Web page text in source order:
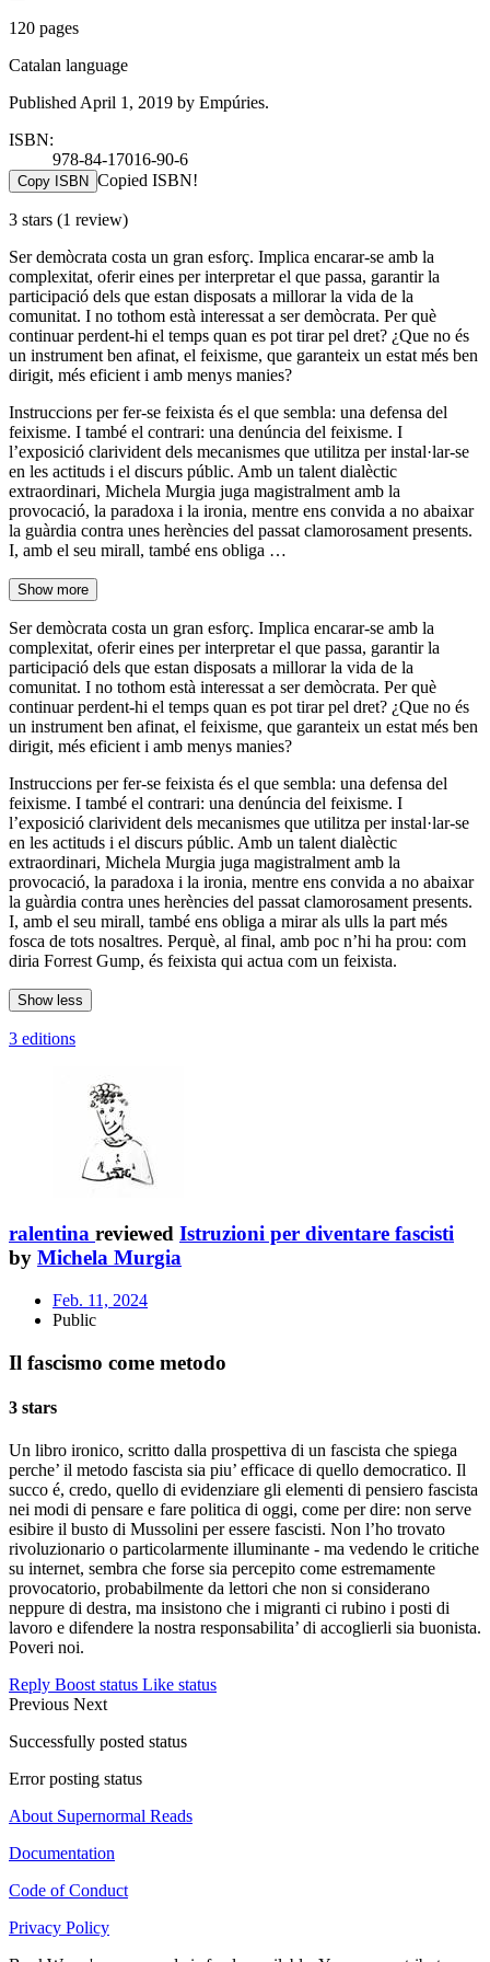
120 pages
Catalan language
Published April 1, 2019 by Empúries.
ISBN:
978-84-17016-90-6
Copy ISBN Copied ISBN!
3 stars (1 review)
Ser demòcrata costa un gran esforç. Implica encarar-se amb la
complexitat, oferir eines per interpretar el que passa, garantir la
participació dels que estan disposats a millorar la vida de la
comunitat. I no tothom està interessat a ser demòcrata. Per què
continuar perdent-hi el temps quan es pot tirar pel dret? ¿Que no és
un instrument ben afinat, el feixisme, que garanteix un estat més ben
dirigit, més eficient i amb menys manies?
Instruccions per fer-se feixista és el que sembla: una defensa del
feixisme. I també el contrari: una denúncia del feixisme. I
l’exposició clarivident dels mecanismes que utilitza per instal·lar-se
en les actituds i el discurs públic. Amb un talent dialèctic
extraordinari, Michela Murgia juga magistralment amb la
provocació, la paradoxa i la ironia, mentre ens convida a no abaixar
la guàrdia contra unes herències del passat clamorosament presents.
I, amb el seu mirall, també ens obliga …
Show more
Ser demòcrata costa un gran esforç. Implica encarar-se amb la
complexitat, oferir eines per interpretar el que passa, garantir la
participació dels que estan disposats a millorar la vida de la
comunitat. I no tothom està interessat a ser demòcrata. Per què
continuar perdent-hi el temps quan es pot tirar pel dret? ¿Que no és
un instrument ben afinat, el feixisme, que garanteix un estat més ben
dirigit, més eficient i amb menys manies?
Instruccions per fer-se feixista és el que sembla: una defensa del
feixisme. I també el contrari: una denúncia del feixisme. I
l’exposició clarivident dels mecanismes que utilitza per instal·lar-se
en les actituds i el discurs públic. Amb un talent dialèctic
extraordinari, Michela Murgia juga magistralment amb la
provocació, la paradoxa i la ironia, mentre ens convida a no abaixar
la guàrdia contra unes herències del passat clamorosament presents.
I, amb el seu mirall, també ens obliga a mirar als ulls la part més
fosca de tots nosaltres. Perquè, al final, amb poc n’hi ha prou: com
diria Forrest Gump, és feixista qui actua com un feixista.
Show less
3 editions
ralentina reviewed Istruzioni per diventare fascisti
by Michela Murgia
Feb. 11, 2024
Public
Il fascismo come metodo
3 stars
Un libro ironico, scritto dalla prospettiva di un fascista che spiega
perche’ il metodo fascista sia piu’ efficace di quello democratico. Il
succo é, credo, quello di evidenziare gli elementi di pensiero fascista
nei modi di pensare e fare politica di oggi, come per dire: non serve
esibire il busto di Mussolini per essere fascisti. Non l’ho trovato
rivoluzionario o particolarmente illuminante - ma vedendo le critiche
su internet, sembra che forse sia percepito come estremamente
provocatorio, probabilmente da lettori che non si considerano
neppure di destra, ma insistono che i migranti ci rubino i posti di
lavoro e difendere la nostra responsabilita’ di accoglierli sia buonista.
Poveri noi.
Reply Boost status Like status
Previous Next
Successfully posted status
Error posting status
About Supernormal Reads
Documentation
Code of Conduct
Privacy Policy